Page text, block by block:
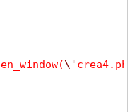
\' crea4.php